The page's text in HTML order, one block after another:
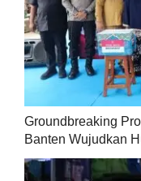
Groundbreaking
Banten Wujudkan